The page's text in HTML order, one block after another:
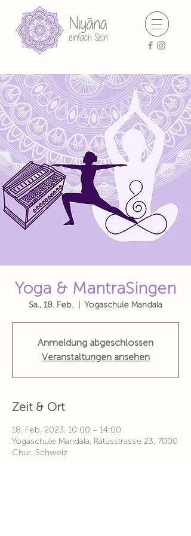
Yoga & MantraSingen
Sa., 18. Feb. Yogaschule Mandala
Anmeldung abgeschlossen
Veranstaltungen ansehen
Zeit & Ort
18. Feb. 2023, 10:00 – 14:00
Yogaschule Mandala, Rätusstrasse 23, 7000
Chur, Schweiz